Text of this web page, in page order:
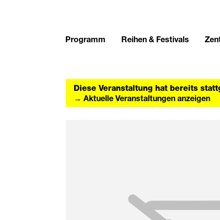
Programm Reihen & Festivals
Diese Veranstaltung hat bereits
→ Aktuelle Veranstaltungen anzeigen